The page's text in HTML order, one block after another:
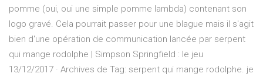
pomme (oui, oui une simple pomme lambda) contenant son
logo gravé. Cela pourrait passer pour une blague mais il s'agit
bien d'une opération de communication lancée par serpent
qui mange rodolphe | Simpson Springfield : le jeu
13/12/2017 · Archives de Tag: serpent qui mange rodolphe. je